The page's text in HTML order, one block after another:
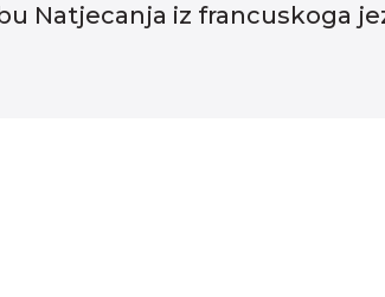
Natjecanja iz francuskoga